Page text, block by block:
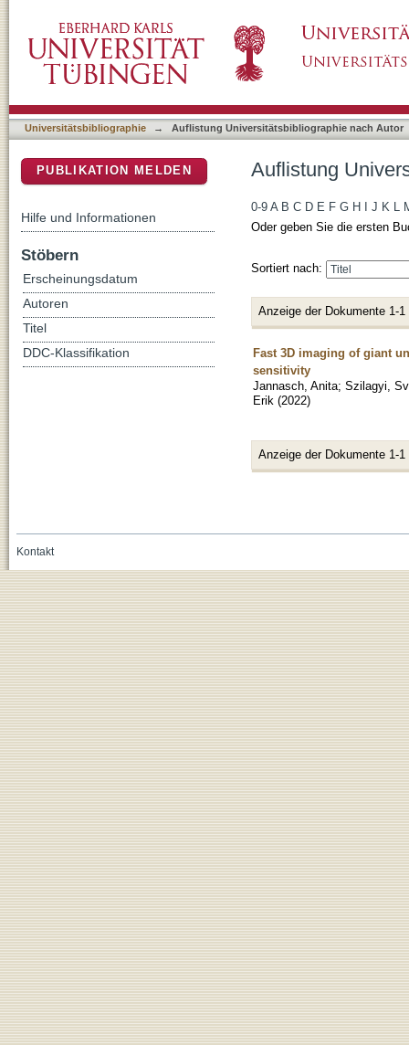
Universitätsbibliographie → Auflistung Universitätsbibliographie nach Autor
Auflistung
0-9 A B C D E F G H J K L
Oder geben Sie die ersten
Sortiert nach:
Anzeige der Dokumente 1-1
Fast 3D imaging of giant
sensitivity
Jannasch, Anita; Szilagyi,
Erik (2022)
Anzeige der Dokumente 1-1
PUBLIKATION MELDEN
Hilfe und Informationen
Stöbern
Erscheinungsdatum
Autoren
Titel
DDC-Klassifikation
Kontakt